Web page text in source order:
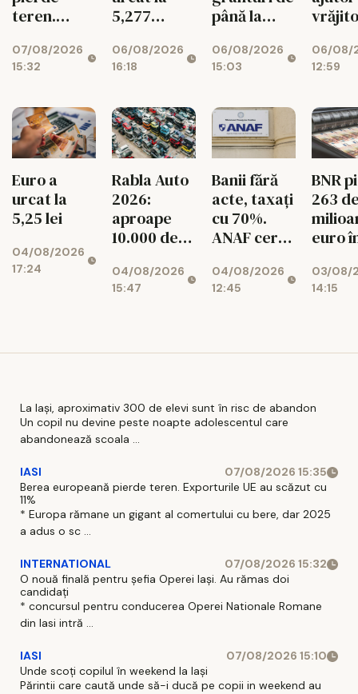
teren.
UE au
scăzut cu
07/08/2026
15:32
5,277
06/08/2026
16:18
până la
euro
pentru
diaspora
06/08/2026
15:03
06/08/
12:59
Euro a
urcat la
5,25 lei
04/08/2026
17:24
Rabla Auto
2026:
aproape
10.000 de
aprobate
04/08/2026
15:47
Banii fără
acte, taxați
cu 70%.
ANAF cere
milioane de
lei
04/08/2026
12:45
BNR
263
euro
lună!
03/08/
14:15
La Iași, aproximativ 300 de elevi sunt în risc de abandon
Un copil nu devine peste noapte adolescentul care
abandonează scoala ...
IASI
07/08/2026 15:35
Berea europeană pierde teren. Exporturile UE au scăzut cu
11%
* Europa rămane un gigant al comertului cu bere, dar 2025
a adus o sc ...
INTERNATIONAL
07/08/2026 15:32
O nouă finală pentru șefia Operei Iași. Au rămas doi
candidați
* concursul pentru conducerea Operei Nationale Romane
din Iasi intră ...
IASI
07/08/2026 15:10
Unde scoți copilul în weekend la Iași
Părintii care caută unde să-i ducă pe copii in weekend au